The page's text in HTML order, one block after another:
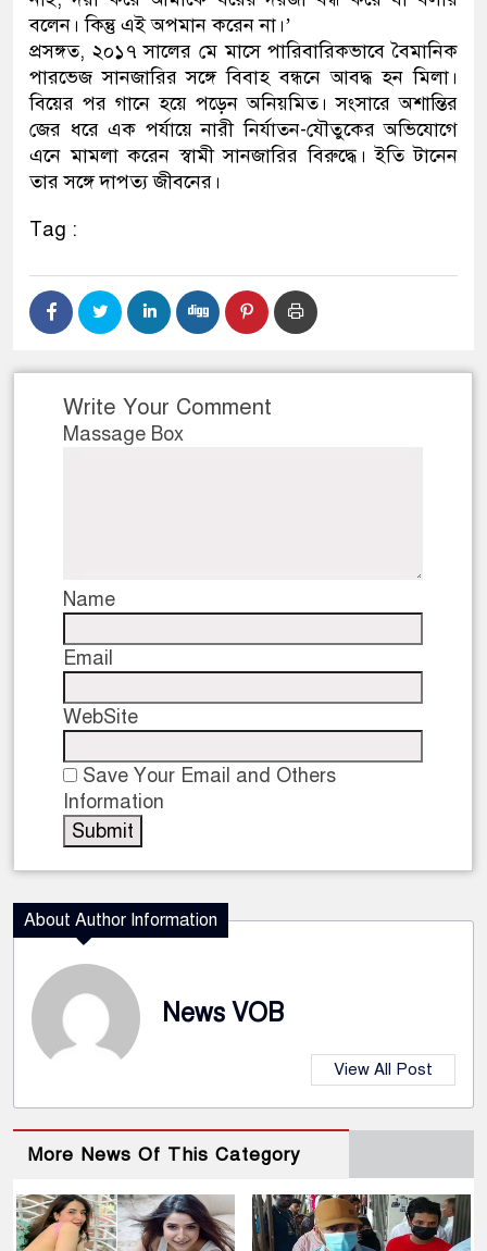
বলেন। কিন্তু এই অপমান করেন না।’
প্রসঙ্গত, ২০১৭ সালের মে মাসে পারিবারিকভাবে বৈমানিক
পারভেজ সানজারির সঙ্গে বিবাহ বন্ধনে আবদ্ধ হন মিলা।
বিয়ের পর গানে হয়ে পড়েন অনিয়মিত। সংসারে অশান্তির
জের ধরে এক পর্যায়ে নারী নির্যাতন-যৌতুকের অভিযোগে
এনে মামলা করেন স্বামী সানজারির বিরুদ্ধে। ইতি টানেন
তার সঙ্গে দাপত্য জীবনের।
Tag :
Write Your Comment
Massage Box
Name
Email
WebSite
Save Your Email and Others
Information
About Author Information
News VOB
View All Post
More News Of This Category